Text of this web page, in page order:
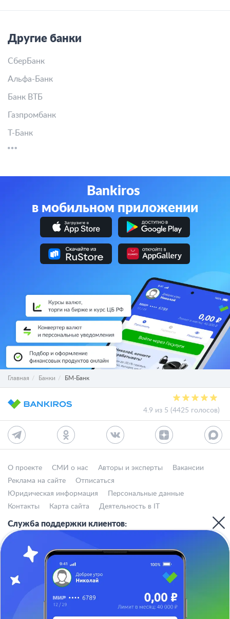
Другие банки
СберБанк
Альфа-Банк
Банк ВТБ
Газпромбанк
Т-Банк
Bankiros
в мобильном приложении
Главная Банки БМ-Банк
4.9 из 5 (4425 голосов)
О проекте СМИ о нас Авторы и эксперты
Вакансии
Реклама на сайте
Отписаться
Юридическая информация
Персональные данные
Контакты
Карта сайта Деятельность в IT
Служба поддержки клиентов:
В Телеграм
8 (800) 777-98-47
Пн-пт с 10:00 до 17:00
117342, Москва, ул. Бутлерова, дом 17,
БЦ Neo Geo, офис 4070
Банкирос.ру на Яндекс.Картах